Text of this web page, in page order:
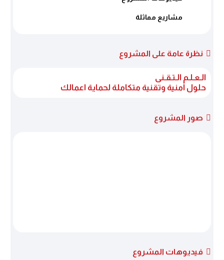
مشاريع مماثلة
نظرة عامة على المشروع
الـعـلـم الـتـقـنى
حلول أمنية وتقنية متكاملة لحماية اعمالك
صور المشروع
فيديوهات المشروع